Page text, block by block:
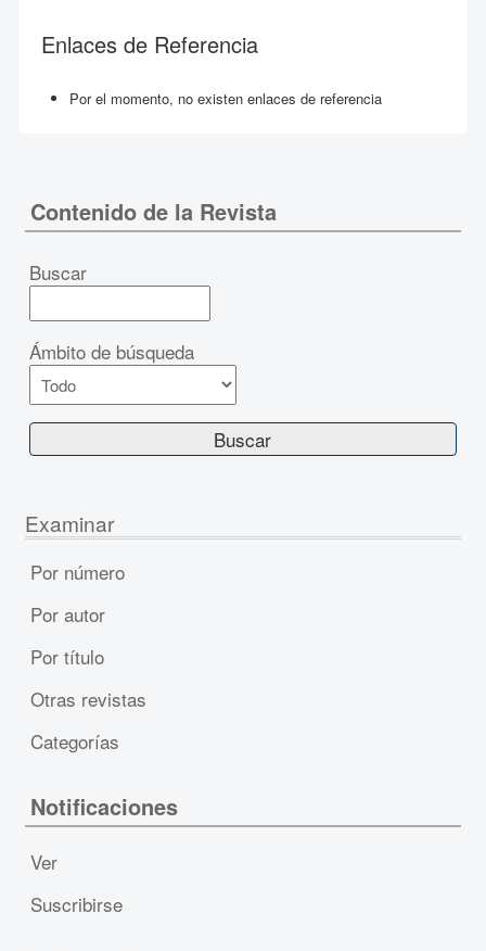
Enlaces de Referencia
Por el momento, no existen enlaces de referencia
Contenido de la Revista
Buscar
Ámbito de búsqueda
Examinar
Por número
Por autor
Por título
Otras revistas
Categorías
Notificaciones
Ver
Suscribirse